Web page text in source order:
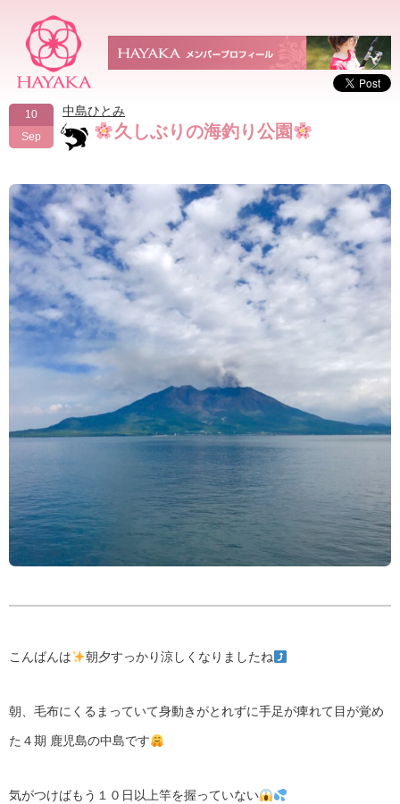
10
Sep
中島ひとみ
久しぶりの海釣り公園
こんばんは 朝夕すっかり涼しくなりましたね
朝、毛布にくるまっていて身動きがとれずに手足が痺れて目が覚め
た４期 鹿児島の中島です
気がつけばもう１０日以上竿を握っていない